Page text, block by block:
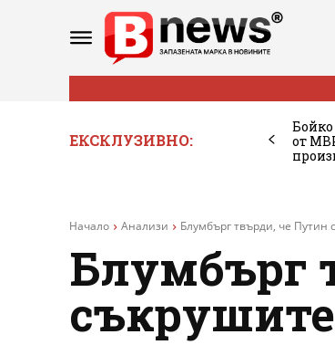
ЕКСКЛУЗИВНО:
Бойко
от
Начало Анализи Блумбърг твърди, че Путин
Блумбърг